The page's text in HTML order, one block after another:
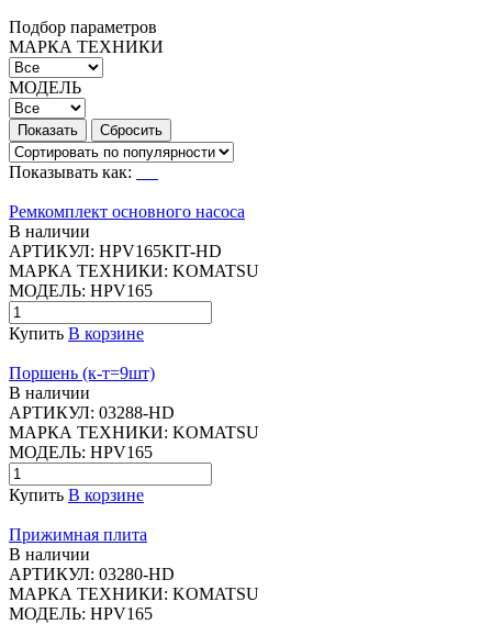
Подбор параметров
МАРКА ТЕХНИКИ
МОДЕЛЬ
Показывать как:
Ремкомплект основного насоса
В наличии
АРТИКУЛ: HPV165KIT-HD
МАРКА ТЕХНИКИ: KOMATSU
МОДЕЛЬ: HPV165
Купить В корзине
Поршень (к-т=9шт)
В наличии
АРТИКУЛ: 03288-HD
МАРКА ТЕХНИКИ: KOMATSU
МОДЕЛЬ: HPV165
Купить В корзине
Прижимная плита
В наличии
АРТИКУЛ: 03280-HD
МАРКА ТЕХНИКИ: KOMATSU
МОДЕЛЬ: HPV165